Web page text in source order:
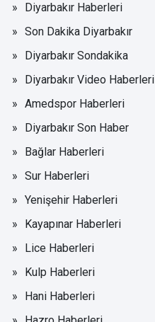
Diyarbakır Haberleri
Son Dakika Diyarbakır
Diyarbakır Sondakika
Diyarbakır Video Haberleri
Amedspor Haberleri
Diyarbakır Son Haber
Bağlar Haberleri
Sur Haberleri
Yenişehir Haberleri
Kayapınar Haberleri
Lice Haberleri
Kulp Haberleri
Hani Haberleri